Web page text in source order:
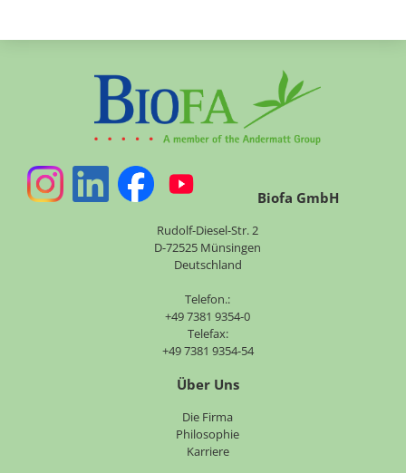
Biofa GmbH
Rudolf-Diesel-Str. 2
D-72525 Münsingen
Deutschland
Telefon.:
+49 7381 9354-0
Telefax:
+49 7381 9354-54
Über Uns
Die Firma
Philosophie
Karriere